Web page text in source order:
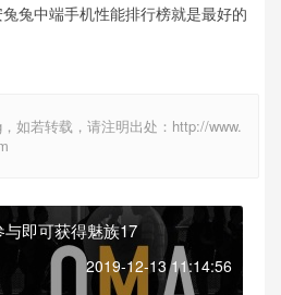
兔中端手机性能排行榜就是最好的
如若转载，请注明出处：http://www.
即可获得魅族17
2019-12-13 11:14:56